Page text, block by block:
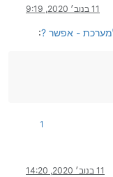
11 בנוב׳ 2020, 9:19
- אפשר ?:
1
11 בנוב׳ 2020, 14:20